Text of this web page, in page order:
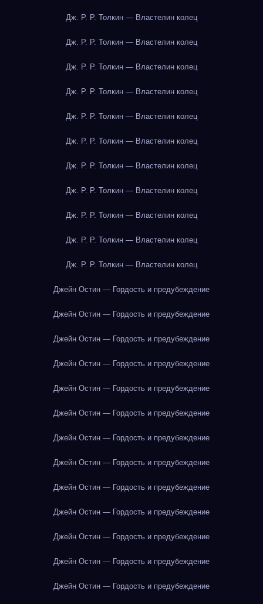
Дж. Р. Р. Толкин — Властелин колец
Дж. Р. Р. Толкин — Властелин колец
Дж. Р. Р. Толкин — Властелин колец
Дж. Р. Р. Толкин — Властелин колец
Дж. Р. Р. Толкин — Властелин колец
Дж. Р. Р. Толкин — Властелин колец
Дж. Р. Р. Толкин — Властелин колец
Дж. Р. Р. Толкин — Властелин колец
Дж. Р. Р. Толкин — Властелин колец
Дж. Р. Р. Толкин — Властелин колец
Дж. Р. Р. Толкин — Властелин колец
Джейн Остин — Гордость и предубеждение
Джейн Остин — Гордость и предубеждение
Джейн Остин — Гордость и предубеждение
Джейн Остин — Гордость и предубеждение
Джейн Остин — Гордость и предубеждение
Джейн Остин — Гордость и предубеждение
Джейн Остин — Гордость и предубеждение
Джейн Остин — Гордость и предубеждение
Джейн Остин — Гордость и предубеждение
Джейн Остин — Гордость и предубеждение
Джейн Остин — Гордость и предубеждение
Джейн Остин — Гордость и предубеждение
Джейн Остин — Гордость и предубеждение